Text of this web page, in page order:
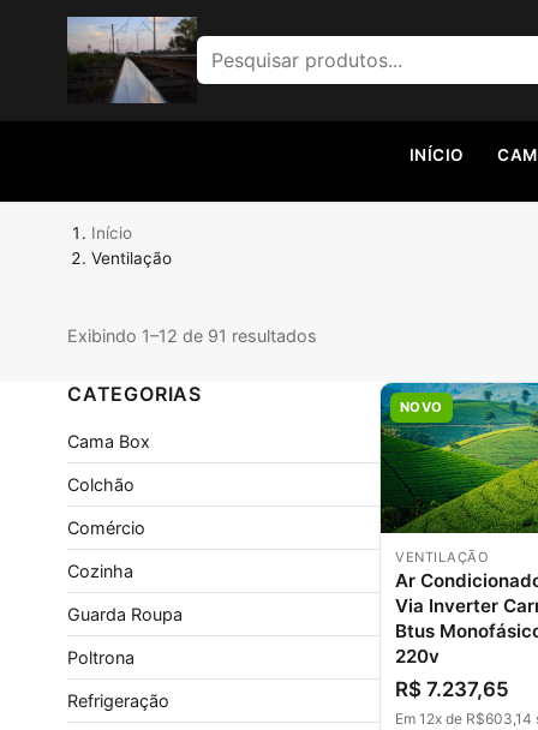
Pesquisar por:
INÍCIO
Início
Ventilação
Exibindo 1–12 de 91 resultados
CATEGORIAS
Cama Box
Colchão
Comércio
Cozinha
Guarda Roupa
Poltrona
Refrigeração
NOVO
VENTILAÇÃO
Ar
Via Inverter
Btus
220v
R$ 7.237,65
Em 12x de R$603,14